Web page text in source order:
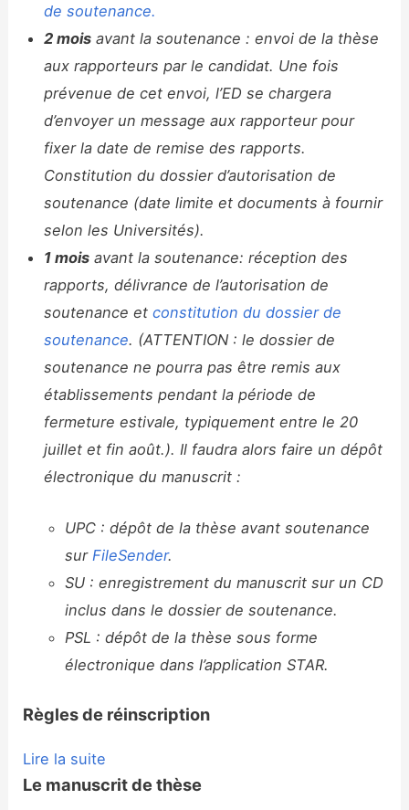
de soutenance.
2 mois avant la soutenance : envoi de la thèse
aux rapporteurs par le candidat. Une fois
prévenue de cet envoi, l’ED se chargera
d’envoyer un message aux rapporteur pour
fixer la date de remise des rapports.
Constitution du dossier d’autorisation de
soutenance (date limite et documents à fournir
selon les Universités).
1 mois avant la soutenance: réception des
rapports, délivrance de l’autorisation de
soutenance etconstitution du dossier de
soutenance. (ATTENTION : le dossier de
soutenance ne pourra pas être remis aux
établissements pendant la période de
fermeture estivale, typiquement entre le 20
juillet et fin août.). Il faudra alors faire un dépôt
électronique du manuscrit :
UPC : dépôt de la thèse avant soutenance
sur FileSender.
SU : enregistrement du manuscrit sur un CD
inclus dans le dossier de soutenance.
PSL : dépôt de la thèse sous forme
électronique dans l’application STAR.
Règles de réinscription
Lire la suite
Le manuscrit de thèse